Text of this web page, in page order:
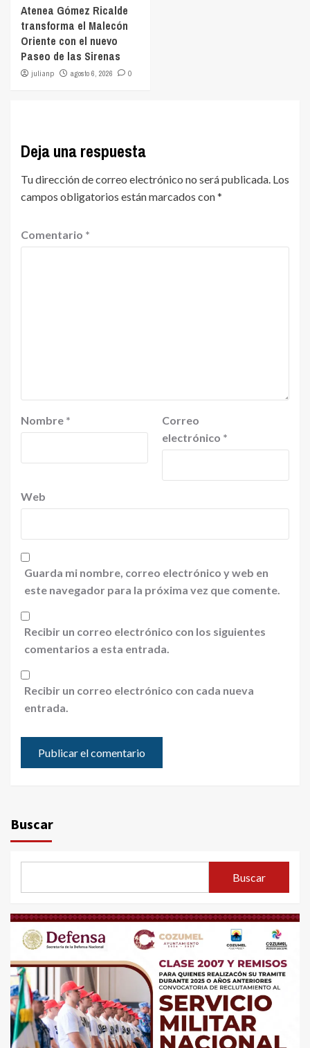
Atenea Gómez Ricalde
transforma el Malecón
Oriente con el nuevo
Paseo de las Sirenas
julianp agosto 6, 2026 0
Deja una respuesta
Tu dirección de correo electrónico no será publicada. Los
campos obligatorios están marcados con*
Comentario *
Nombre *
Correo
electrónico *
Web
Guarda mi nombre, correo electrónico y web en
este navegador para la próxima vez que comente.
Recibir un correo electrónico con los siguientes
comentarios a esta entrada.
Recibir un correo electrónico con cada nueva
entrada.
Buscar
Buscar